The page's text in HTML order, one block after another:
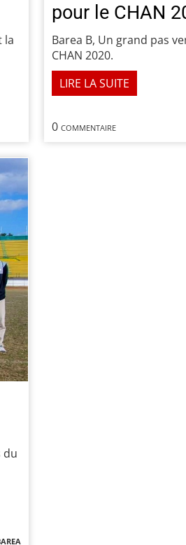
la
pour le CHAN
0 commentaire
Barea B, Un grand pas
CHAN 2020.
LIRE LA SUITE
du